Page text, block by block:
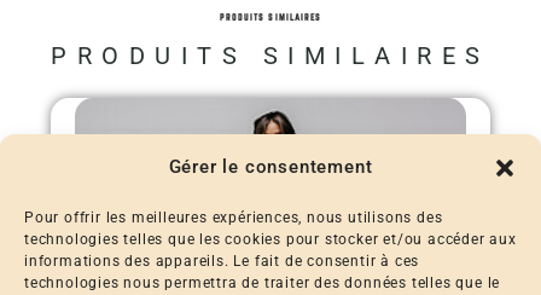
Gérer le consentement
Pour offrir les meilleures expériences, nous utilisons des
technologies telles que les cookies pour stocker et/ou accéder aux
informations des appareils. Le fait de consentir à ces
technologies nous permettra de traiter des données telles que le
PRODUITS SIMILAIRES
PRODUITS SIMILAIRES